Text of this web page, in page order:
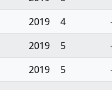
2019 4
2019 5
2019 5